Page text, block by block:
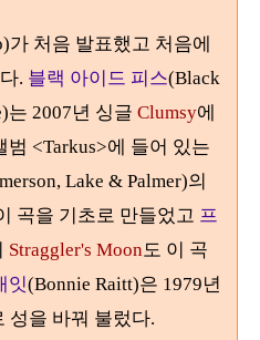
가 처음 발표했고 처음에
. 블랙 아이드 피스(Black
는 2007년 싱글 Clumsy에
범 <Tarkus>에 들어 있는
Lake & Palmer)의
곡을 기초로 만들었고 프
Straggler's Moon도 이 곡
잇(Bonnie Raitt)은 1979년
성을 바꿔 불렀다.